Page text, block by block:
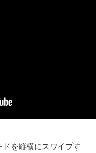
を縦横にスワイプす